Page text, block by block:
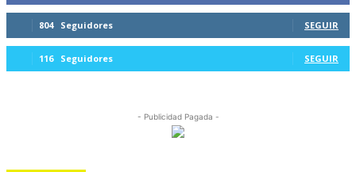
804 Seguidores SEGUIR
116 Seguidores SEGUIR
- Publicidad Pagada -